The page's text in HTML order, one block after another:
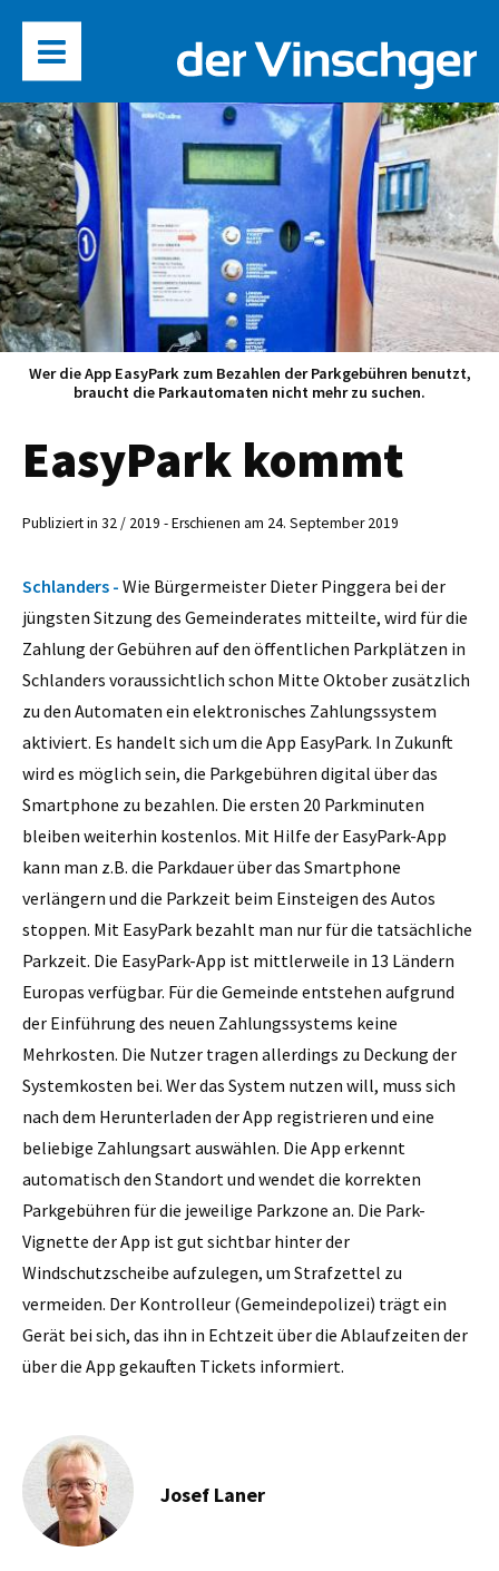
Wer die App EasyPark zum Bezahlen der Parkgebühren benutzt,
braucht die Parkautomaten nicht mehr zu suchen.
EasyPark kommt
Publiziert in 32 / 2019 - Erschienen am 24. September 2019
Schlanders - Wie Bürgermeister Dieter Pinggera bei der
jüngsten Sitzung des Gemeinderates mitteilte, wird für die
Zahlung der Gebühren auf den öffentlichen Parkplätzen in
Schlanders voraussichtlich schon Mitte Oktober zusätzlich
zu den Automaten ein elektronisches Zahlungssystem
aktiviert. Es handelt sich um die App EasyPark. In Zukunft
wird es möglich sein, die Parkgebühren digital über das
Smartphone zu bezahlen. Die ersten 20 Parkminuten
bleiben weiterhin kostenlos. Mit Hilfe der EasyPark-App
kann man z.B. die Parkdauer über das Smartphone
verlängern und die Parkzeit beim Einsteigen des Autos
stoppen. Mit EasyPark bezahlt man nur für die tatsächliche
Parkzeit. Die EasyPark-App ist mittlerweile in 13 Ländern
Europas verfügbar. Für die Gemeinde entstehen aufgrund
der Einführung des neuen Zahlungssystems keine
Mehrkosten. Die Nutzer tragen allerdings zu Deckung der
Systemkosten bei. Wer das System nutzen will, muss sich
nach dem Herunterladen der App registrieren und eine
beliebige Zahlungsart auswählen. Die App erkennt
automatisch den Standort und wendet die korrekten
Parkgebühren für die jeweilige Parkzone an. Die Park-
Vignette der App ist gut sichtbar hinter der
Windschutzscheibe aufzulegen, um Strafzettel zu
vermeiden. Der Kontrolleur (Gemeindepolizei) trägt ein
Gerät bei sich, das ihn in Echtzeit über die Ablaufzeiten der
über die App gekauften Tickets informiert.
Josef Laner